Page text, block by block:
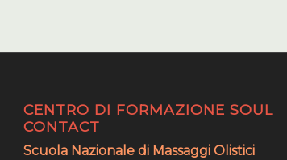
CENTRO DI FORMAZIONE SOUL
CONTACT
Scuola Nazionale di Massaggi Olistici